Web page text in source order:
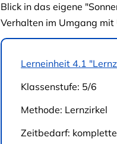
Blick in das eigene
Verhalten im Umgang
Lerneinheit 4.1
Klassenstufe: 5/6
Methode: Lernzirkel
Zeitbedarf: